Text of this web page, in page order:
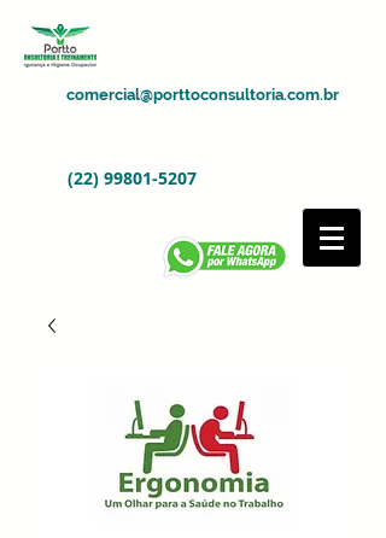
comercial@porttoconsultoria.com.br
(22) 99801-5207